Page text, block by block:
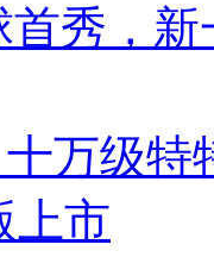
首秀，
万级
上市